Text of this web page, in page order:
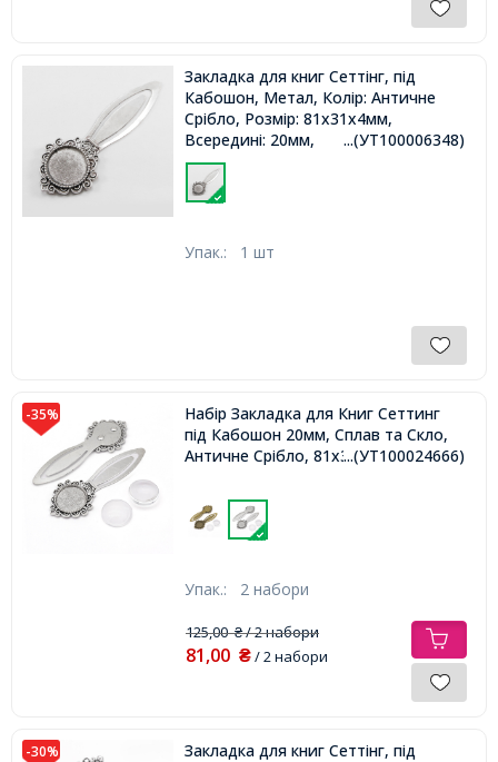
Закладка для книг Сеттінг, під
Кабошон, Метал, Колір: Античне
Срібло, Розмір: 81x31x4мм,
Всередині: 20мм,
...(УТ100006348)
Упак.: 1 шт
-35%
Набір Закладка для Книг Сеттинг
під Кабошон 20мм, Сплав та Скло,
Античне Срібло, 81х31мм,...(УТ100024666)
Упак.: 2 набори
125,00₴/ 2 набори
81,00 ₴/ 2 набори
-30%
Закладка для книг Сеттінг, під